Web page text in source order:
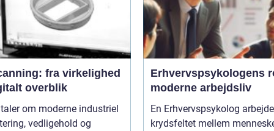
fra virkelighed
overblik
om moderne industriel
vedligehold og
Erhvervspsykologens
moderne arbejdsliv
En Erhvervspsykolog
krydsfeltet mellem